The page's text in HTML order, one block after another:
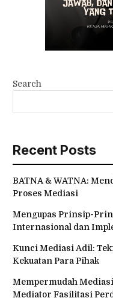
Search
Recent Posts
BATNA & WATNA:
Proses Mediasi
Mengupas Prinsip-
Internasional dan
Kunci Mediasi Adil:
Kekuatan Para Pihak
Mempermudah
Mediator Fasilitasi